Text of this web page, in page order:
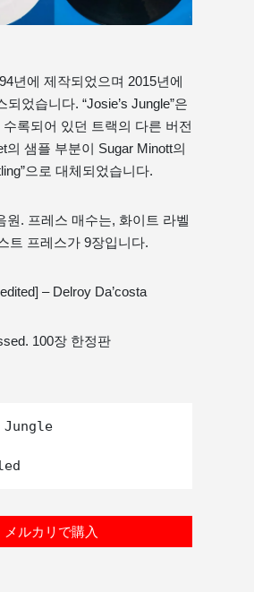
년에 제작되었으며 2015년에
었습니다. “Josie’s Jungle”은
록되어 있던 트랙의 다른 버전
의 샘플 부분이 Sugar Minott의
으로 대체되었습니다.
원. 프레스 매수는, 화이트 라벨
트 프레스가 9장입니다.
– Delroy Da’costa
100장 한정판
メルカリで購入